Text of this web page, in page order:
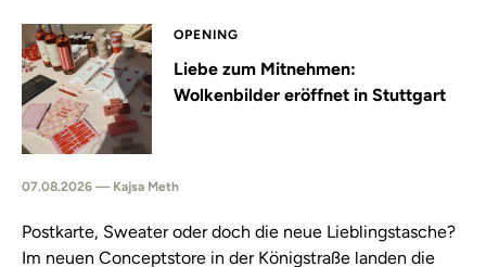
OPENING
Liebe zum Mitnehmen:
Wolkenbilder eröffnet in Stuttgart
07.08.2026 — Kajsa Meth
Postkarte, Sweater oder doch die neue Lieblingstasche?
Im neuen Conceptstore in der Königstraße landen die